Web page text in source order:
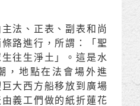
法、正表、副表和尚
路進行，所謂：「聖
往生淨土」。這是水
，地點在法會場外進
大西方船移放到廣場
義工們做的紙折蓮花